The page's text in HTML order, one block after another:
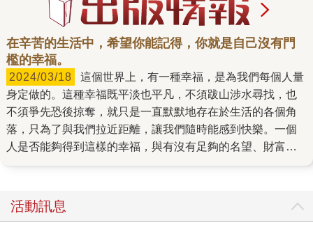
在辛苦的生活中，希望你能記得，你就是自己沒有門
檻的幸福。
2024/03/18
身定做的。這種幸福既平淡也平凡，不須跋山涉水尋找，也
不須爭先恐後掠奪，就只是一直默默地存在於生活的各個角
落，只為了與我們拉近距離，讓我們隨時能感到快樂。一個
人是否能夠得到這樣的幸福，與有沒有足夠的名望、財富、
粒般細小，卻能撐起一整座天堂的力量，稱之為「沒有門檻
的幸福」。他除了是這種幸福的信仰者之外，更是它的見證
活動訊息